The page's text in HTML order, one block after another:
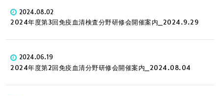
2024.08.02
2024年度第3回免疫血清検査分野研修会開催案内_2024.9.29
2024.06.19
2024年度第2回免疫血清分野研修会開催案内_2024.08.04